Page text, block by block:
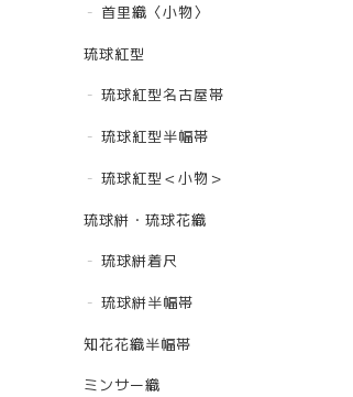
首里織〈小物〉
琉球紅型
琉球紅型名古屋帯
琉球紅型半幅帯
琉球紅型＜小物＞
琉球絣・琉球花織
琉球絣着尺
琉球絣半幅帯
知花花織半幅帯
ミンサー織